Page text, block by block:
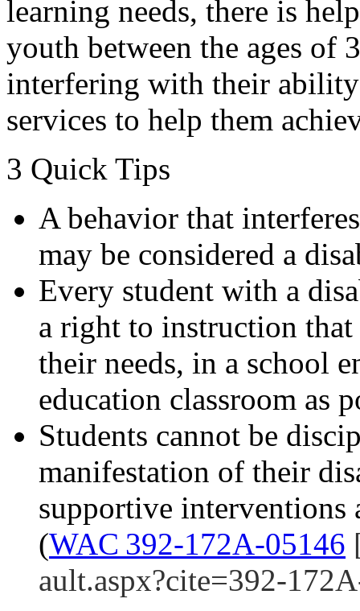
learning needs, there is
youth between the ages of
interfering with their
services to help them
3 Quick Tips
A behavior that
may be considered a
Every student with a
a right to instruction
their needs, in a school
education classroom as
Students cannot be
manifestation of their
supportive interventions
(WAC 392‑172A‑05146
ault.aspx?cite=392-